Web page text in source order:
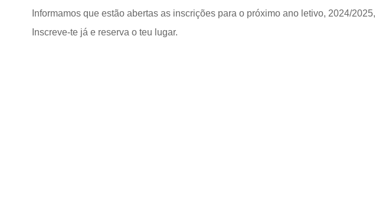
Informamos que estão abertas as inscrições para o próximo ano letivo, 2024/
Inscreve-te já e reserva o teu lugar.